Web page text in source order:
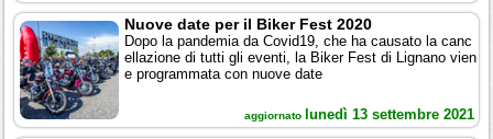
Nuove date per il Biker Fest 2020
Dopo la pandemia da Covid19, che ha causato la canc
ellazione di tutti gli eventi, la Biker Fest di Lignano vien
e programmata con nuove date
aggiornato lunedì 13 settembre 2021